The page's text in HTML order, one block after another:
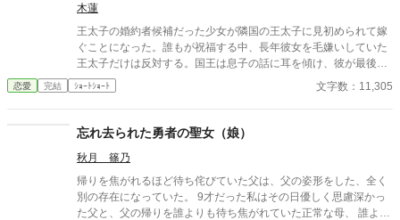
木蓮
王太子の婚約者候補だった少女が隣国の王太子に見初められて嫁
ぐことになった。誰もが祝福する中、長年彼女を毛嫌いしていた
王太子だけは反対する。国王は息子の話に耳を傾け、彼が最後ま
で気づくことができなかった本心を心の奥底に沈めた。今さら気
づいても不幸になるだけだから。 ＊こじらせ父子がひたすら言い
す。
恋愛 完結 ｼｮｰﾄｼｮｰﾄ 文字数：11,305
忘れ去られた勇者の聖女（娘）
秋月 篠乃
帰りを焦がれるほど待ち侘びていた父は、父の姿形をした、全く
別の存在になっていた。 9才だった私はその日優しく思慮深かっ
た父と、父の帰りを誰よりも待ち焦がれていた正常な母、 誰より